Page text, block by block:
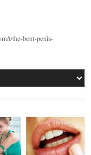
t/the-bent-penis-